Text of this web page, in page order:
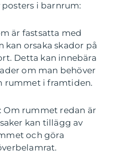
i barnrum:
är fastsatta med
orsaka skador på
Detta kan innebära
om man behöver
rummet i framtiden.
Om rummet redan är
kan tillägg av
och göra